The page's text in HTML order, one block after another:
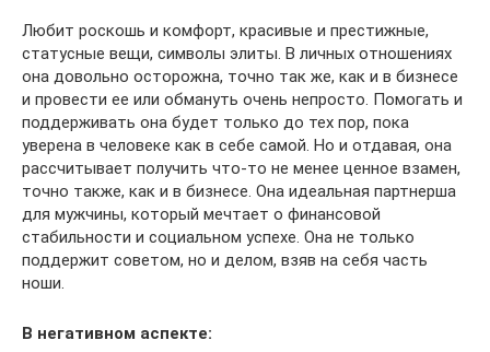
Любит роскошь и комфорт, красивые и престижные,
статусные вещи, символы элиты. В личных отношениях
она довольно осторожна, точно так же, как и в бизнесе
и провести ее или обмануть очень непросто. Помогать и
поддерживать она будет только до тех пор, пока
уверена в человеке как в себе самой. Но и отдавая, она
рассчитывает получить что-то не менее ценное взамен,
точно также, как и в бизнесе. Она идеальная партнерша
для мужчины, который мечтает о финансовой
стабильности и социальном успехе. Она не только
поддержит советом, но и делом, взяв на себя часть
ноши.
В негативном аспекте: